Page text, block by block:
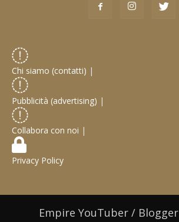
Chi siamo (contatti) |
Pubblicità (advertising) |
Collabora con noi |
Privacy Policy
Empire YouTuber /